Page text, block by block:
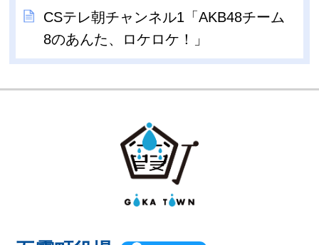
CSテレ朝チャンネル1「AKB48チーム
8のあんた、ロケロケ！」